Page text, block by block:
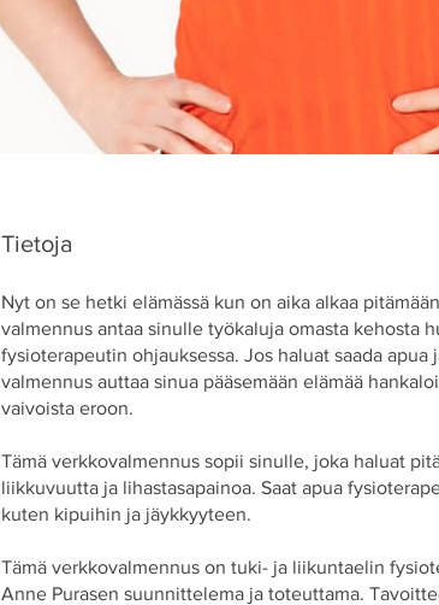
Tietoja
Nyt on se hetki elämässä kun on aika alkaa
valmennus antaa sinulle työkaluja omasta kehosta
fysioterapeutin ohjauksessa. Jos haluat saada
valmennus auttaa sinua pääsemään elämää
vaivoista eroon.
Tämä verkkovalmennus sopii sinulle, joka haluat
liikkuvuutta ja lihastasapainoa. Saat apua
kuten kipuihin ja jäykkyyteen.
Tämä verkkovalmennus on tuki- ja liikuntaelin
Anne Purasen suunnittelema ja toteuttama.